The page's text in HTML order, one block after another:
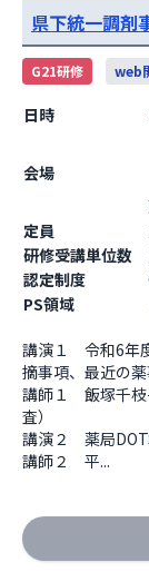
県下統一調剤
G21研修 web
日時
会場
定員
研修受講単位数
認定制度
PS領域
講演１　令和6年
摘事項、最近の
講師１　飯塚千
査）
講演２　薬局
講師２　平...